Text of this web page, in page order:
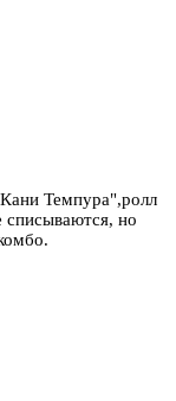
Темпура",ролл
но